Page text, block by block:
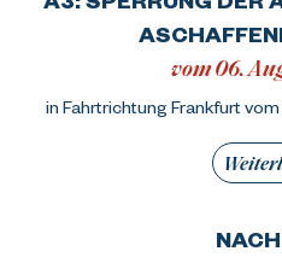
vom 06.
in Fahrtrichtung Frankfurt